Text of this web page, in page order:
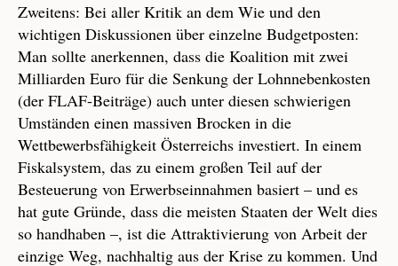
Zweitens: Bei aller Kritik an dem Wie und den
wichtigen Diskussionen über einzelne Budgetposten:
Man sollte anerkennen, dass die Koalition mit zwei
Milliarden Euro für die Senkung der Lohnnebenkosten
(der FLAF-Beiträge) auch unter diesen schwierigen
Umständen einen massiven Brocken in die
Wettbewerbsfähigkeit Österreichs investiert. In einem
Fiskalsystem, das zu einem großen Teil auf der
Besteuerung von Erwerbseinnahmen basiert – und es
hat gute Gründe, dass die meisten Staaten der Welt dies
so handhaben –, ist die Attraktivierung von Arbeit der
einzige Weg, nachhaltig aus der Krise zu kommen. Und